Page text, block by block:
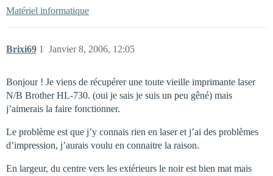
Matériel informatique
Brixi69 Janvier 8, 2006, 12:05
1
Bonjour ! Je viens de récupérer une toute vieille imprimante laser
N/B Brother HL-730. (oui je sais je suis un peu gêné) mais
j’aimerais la faire fonctionner.
Le problème est que j’y connais rien en laser et j’ai des problèmes
d’impression, j’aurais voulu en connaitre la raison.
En largeur, du centre vers les extérieurs le noir est bien mat mais